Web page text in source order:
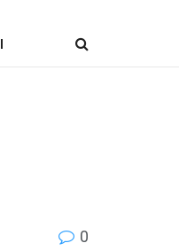
0